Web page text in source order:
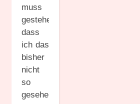
muss
gestehen,
dass
ich das
bisher
nicht
so
gesehen